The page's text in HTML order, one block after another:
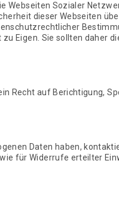
Sozialer
dieser Webseiten
Eigen. Sie sollten daher
Recht auf Berichtigung,
Daten haben,
für Widerrufe erteilter